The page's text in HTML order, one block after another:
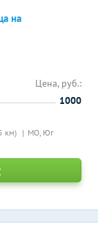
на
км) МО, Юг
Цена, руб.:
1000